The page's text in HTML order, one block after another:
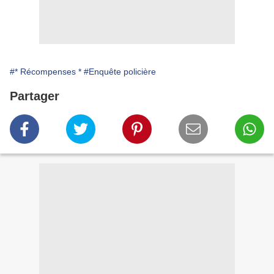
#* Récompenses * #Enquête policière
Partager